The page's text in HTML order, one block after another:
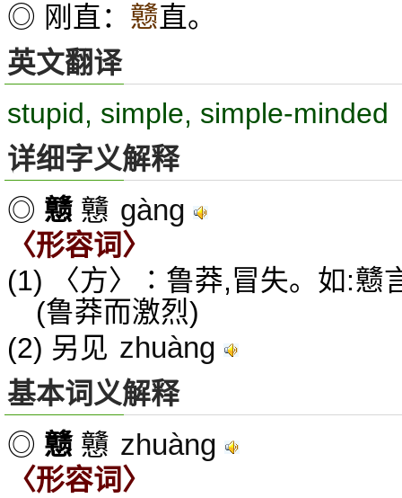
◎ 刚直： 戆直。
英文翻译
stupid, simple, simple-minded
详细字义解释
◎ 戆戇 gàng
〈形容词〉
(1) 〈方〉∶鲁莽,冒失。如:戆
(鲁莽而激烈)
(2) 另见 zhuàng
基本词义解释
◎ 戆戇 zhuàng
〈形容词〉